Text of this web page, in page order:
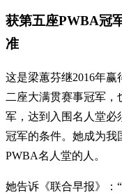
获第五座PWBA冠
准
这是梁蕙芬继2016年
二座大满贯赛事冠军
军，达到入围名人堂必
冠军的条件。她成为我
PWBA名人堂的人。
她告诉《联合早报》：